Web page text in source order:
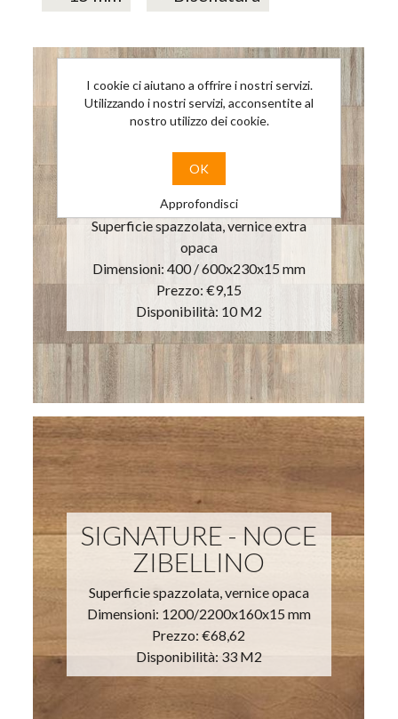
ROVERE ROVERE
PLATINO
Superficie spazzolata, vernice extra
opaca
Dimensioni: 400 / 600x230x15 mm
Prezzo: €9,15
Disponibilità: 10 M2
SIGNATURE - NOCE
ZIBELLINO
Superficie spazzolata, vernice opaca
Dimensioni: 1200/2200x160x15 mm
Prezzo:€68,62
Disponibilità: 33 M2
I cookie ci aiutano a offrire i nostri servizi.
Utilizzando i nostri servizi, acconsentite al
nostro utilizzo dei cookie.
OK
Approfondisci